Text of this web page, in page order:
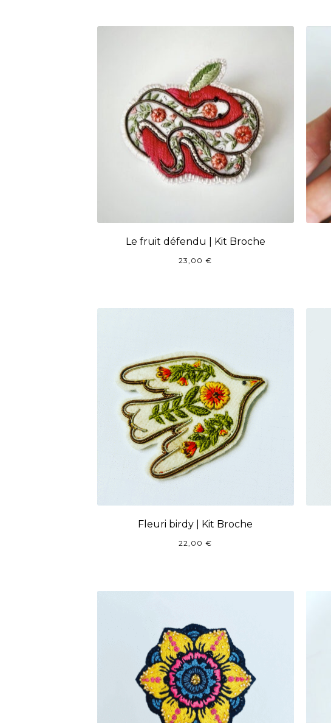
Le fruit défendu | Kit Broche
23,00€
Fleuri birdy | Kit Broche
22,00€